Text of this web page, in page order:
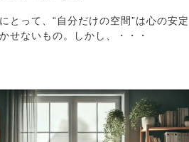
とって、“自分だけの空間”は心の安定
せないもの。しかし、・・・